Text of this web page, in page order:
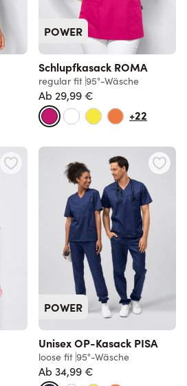
POWER
Schlupfkasack ROMA
regular fit 95°-Wäsche
Ab 29,99 €
+22
POWER
Unisex OP-Kasack PISA
loose fit 95°-Wäsche
Ab 34,99 €